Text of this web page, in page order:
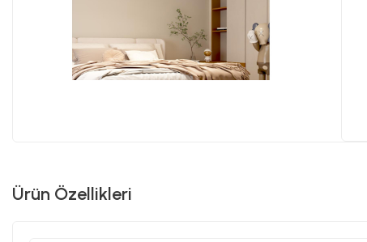
Ürün Özellikleri